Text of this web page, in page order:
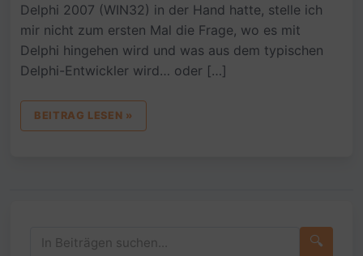
🔍
Delphi 2007 (WIN32) in der Hand hatte, stelle ich
mir nicht zum ersten Mal die Frage, wo es mit
Delphi hingehen wird und was aus dem typischen
Delphi-Entwickler wird… oder […]
BEITRAG LESEN »